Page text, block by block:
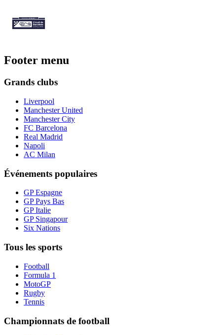
Footer menu
Grands clubs
Liverpool
Manchester United
Manchester City
FC Barcelona
Real Madrid
Napoli
AC Milan
Événements populaires
GP Espagne
GP Pays Bas
GP Italie
GP Singapour
Six Nations
Tous les sports
Football
Formula 1
MotoGP
Rugby
Tennis
Championnats de football